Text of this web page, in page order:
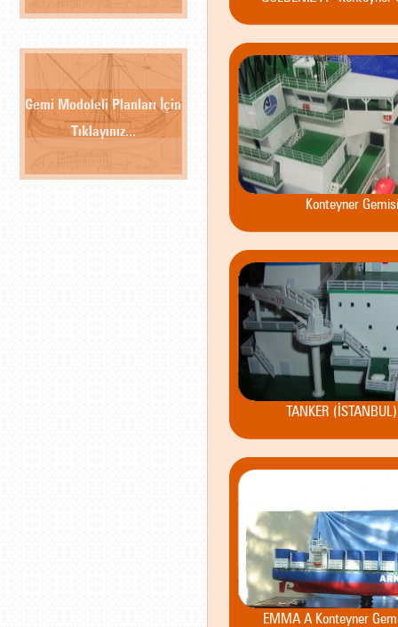
Gemi Modoleli Planları İçin
Tıklayınız...
Konteyner
TANKER
EMMA A Konteyner